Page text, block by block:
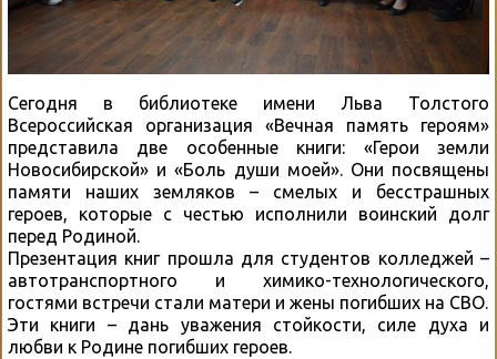
Сегодня в библиотеке имени Льва Толстого
Всероссийская организация «Вечная память героям»
представила две особенные книги: «Герои земли
Новосибирской» и «Боль души моей». Они посвящены
памяти наших земляков – смелых и бесстрашных
героев, которые с честью исполнили воинский долг
перед Родиной.
Презентация книг прошла для студентов колледжей –
автотранспортного и химико-технологического,
гостями встречи стали матери и жены погибших на СВО.
Эти книги – дань уважения стойкости, силе духа и
любви к Родине погибших героев.